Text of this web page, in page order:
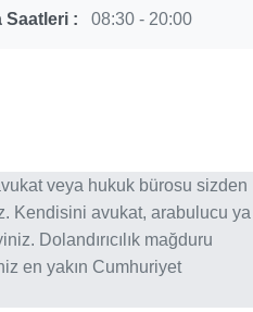
Saatleri : 08:30 - 20:00
veya hukuk bürosu sizden
Kendisini avukat, arabulucu
Dolandırıcılık mağduru
en yakın Cumhuriyet